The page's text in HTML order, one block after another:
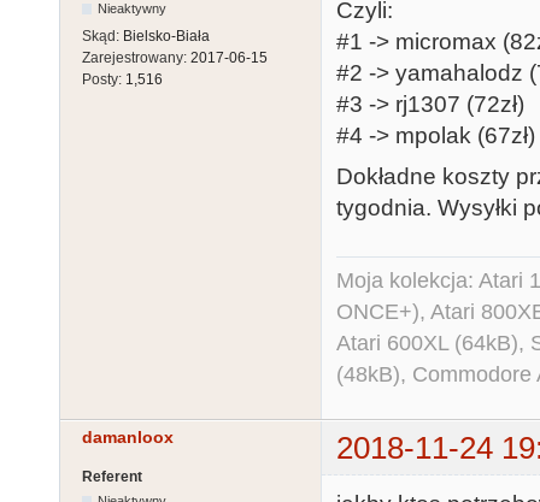
Nieaktywny
Skąd: Bielsko-Biała
Zarejestrowany: 2017-06-15
Posty: 1,516
Czyli:
#1 -> micromax
#2 -> yamahalodz
#3 -> rj1307 (72zł)
#4 -> mpolak (67zł)
Dokładne koszty
tygodnia. Wysyłki
Moja kolekcja: Atari
ONCE+), Atari
Atari 600XL (64kB),
(48kB),
damanloox 2018-11-24
Referent